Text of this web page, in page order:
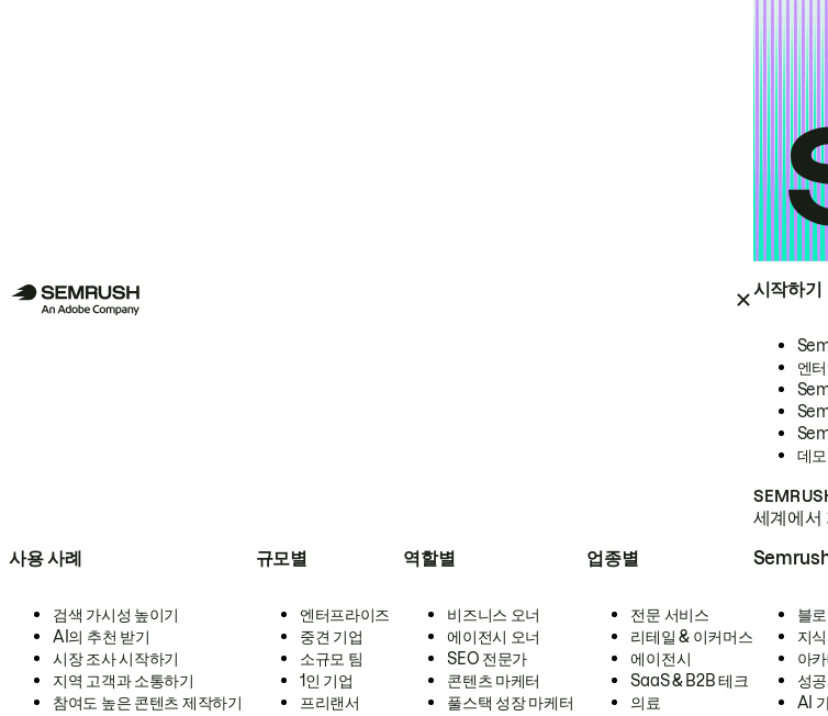
시작하기
엔
데
세계에서
사용 사례
검색 가시성 높이기
AI의 추천 받기
시장 조사 시작하기
지역 고객과 소통하기
참여도 높은 콘텐츠 제작하기
규모별
엔터프라이즈
중견 기업
소규모 팀
1인 기업
프리랜서
역할별
비즈니스 오너
에이전시 오너
SEO 전문가
콘텐츠 마케터
풀스택 성장 마케터
업종별
전문 서비스
리테일 & 이커머스
에이전시
SaaS & B2B 테크
의료
블
지
아
성
AI